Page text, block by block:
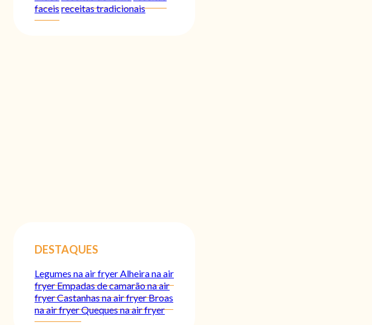
faceisreceitas tradicionais
DESTAQUES
Legumes na air fryerAlheira na air
fryerEmpadas de camarão na air
fryerCastanhas na air fryerBroas
na air fryerQueques na air fryer